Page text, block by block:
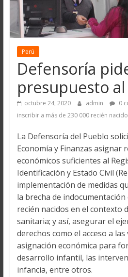
Perú
Defensoría
presupuesto al
octubre 24, 2020 admin 0
inscribir a más de 230 000 recién
La Defensoría del Pueblo
Economía y Finanzas asignar
económicos suficientes al
Identificación y Estado Civil
implementación de medidas
la brecha de
recién nacidos en el contexto
sanitaria; y así, asegurar el
derechos como el acceso a las
asignación económica para
desarrollo infantil, las
infancia, entre otros.